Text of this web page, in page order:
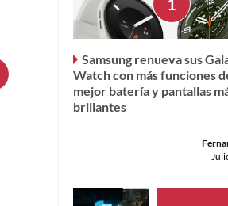
Samsung renueva sus
Watch con más funciones
mejor batería y pantallas
brillantes